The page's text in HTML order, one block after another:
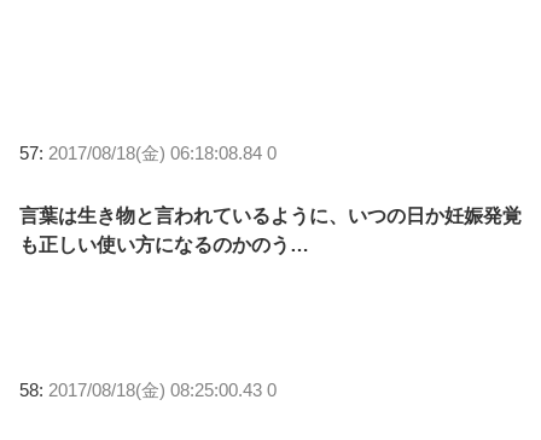
57: 2017/08/18(金) 06:18:08.84 0
言葉は生き物と言われているように、いつの日か妊娠発覚
も正しい使い方になるのかのう…
58: 2017/08/18(金) 08:25:00.43 0